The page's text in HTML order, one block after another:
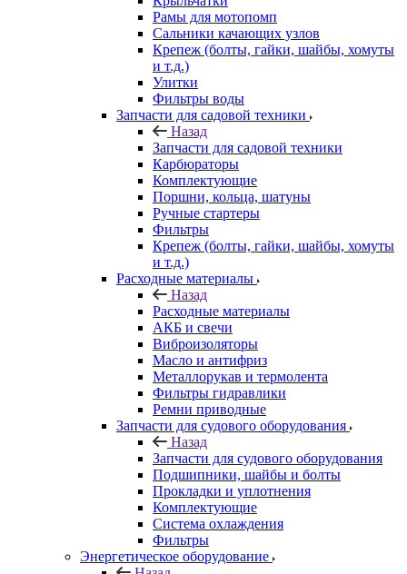
Рамы для мотопомп
Сальники качающих узлов
Крепеж (болты, гайки, шайбы, хомуты
и т.д.)
Улитки
Фильтры воды
Запчасти для садовой техники
Назад
Запчасти для садовой техники
Карбюраторы
Комплектующие
Поршни, кольца, шатуны
Ручные стартеры
Фильтры
Крепеж (болты, гайки, шайбы, хомуты
и т.д.)
Расходные материалы
Назад
Расходные материалы
АКБ и свечи
Виброизоляторы
Масло и антифриз
Металлорукав и термолента
Фильтры гидравлики
Ремни приводные
Запчасти для судового оборудования
Назад
Запчасти для судового оборудования
Подшипники, шайбы и болты
Прокладки и уплотнения
Комплектующие
Система охлаждения
Фильтры
Энергетическое оборудование